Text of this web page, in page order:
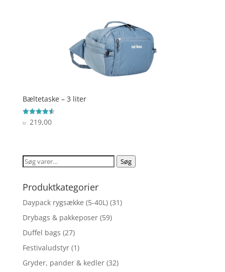
Bæltetaske – 3 liter
Vurderet
4.6
kr. 219,00
Søg
Søg
Produktkategorier
Daypack rygsække (5-40L) (31)
Drybags & pakkeposer (59)
Duffel bags (27)
Festivaludstyr (1)
Gryder, pander & kedler (32)